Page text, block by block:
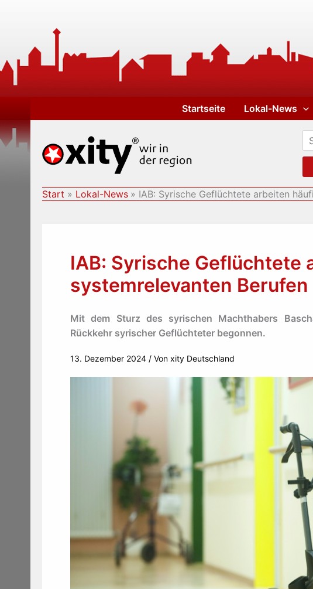
Startseite Lokal-News
Start Lokal-News IAB: Syrische Geflüchtete arbeiten
IAB: Syrische Geflüchtete
systemrelevanten Berufen
Mit dem Sturz des syrischen Machthabers
Rückkehr syrischer Geflüchteter begonnen.
13. Dezember 2024 / Von xity Deutschland